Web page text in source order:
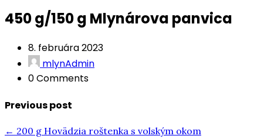
450 g/150 g Mlynárova panvica
8. februára 2023
mlynAdmin
0 Comments
Previous post
← 200 g Hovädzia roštenka s volským okom